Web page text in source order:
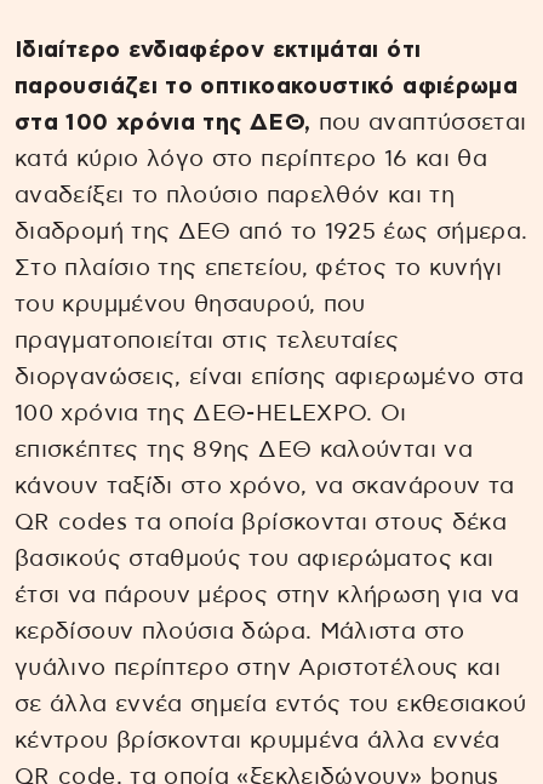
Ιδιαίτερο ενδιαφέρον εκτιμάται ότι
παρουσιάζει το οπτικοακουστικό αφιέρωμα
στα 100 χρόνια της ΔΕΘ, που αναπτύσσεται
κατά κύριο λόγο στο περίπτερο 16 και θα
αναδείξει το πλούσιο παρελθόν και τη
διαδρομή της ΔΕΘ από το 1925 έως σήμερα.
Στο πλαίσιο της επετείου, φέτος το κυνήγι
του κρυμμένου θησαυρού, που
πραγματοποιείται στις τελευταίες
διοργανώσεις, είναι επίσης αφιερωμένο στα
100 χρόνια της ΔΕΘ-HELEXPO. Οι
επισκέπτες της 89ης ΔΕΘ καλούνται να
κάνουν ταξίδι στο χρόνο, να σκανάρουν τα
QR codes τα οποία βρίσκονται στους δέκα
βασικούς σταθμούς του αφιερώματος και
έτσι να πάρουν μέρος στην κλήρωση για να
κερδίσουν πλούσια δώρα. Μάλιστα στο
γυάλινο περίπτερο στην Αριστοτέλους και
σε άλλα εννέα σημεία εντός του εκθεσιακού
κέντρου βρίσκονται κρυμμένα άλλα εννέα
QR code, τα οποία «ξεκλειδώνουν» bonus